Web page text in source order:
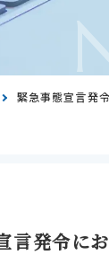
緊急事態宣言発
言発令に